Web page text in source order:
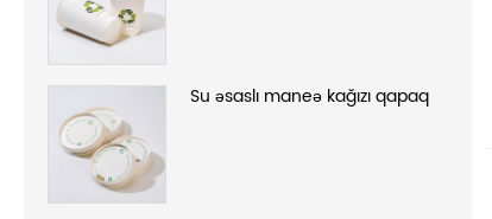
Su əsaslı maneə kağızı qapaq